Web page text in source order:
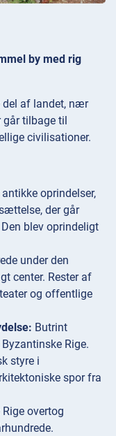
by med rig
del af landet, nær
tilbage til
civilisationer.
oprindelser,
der går
blev oprindeligt
under den
center. Rester af
og offentlige
Butrint
Rige.
styre i
spor fra
overtog